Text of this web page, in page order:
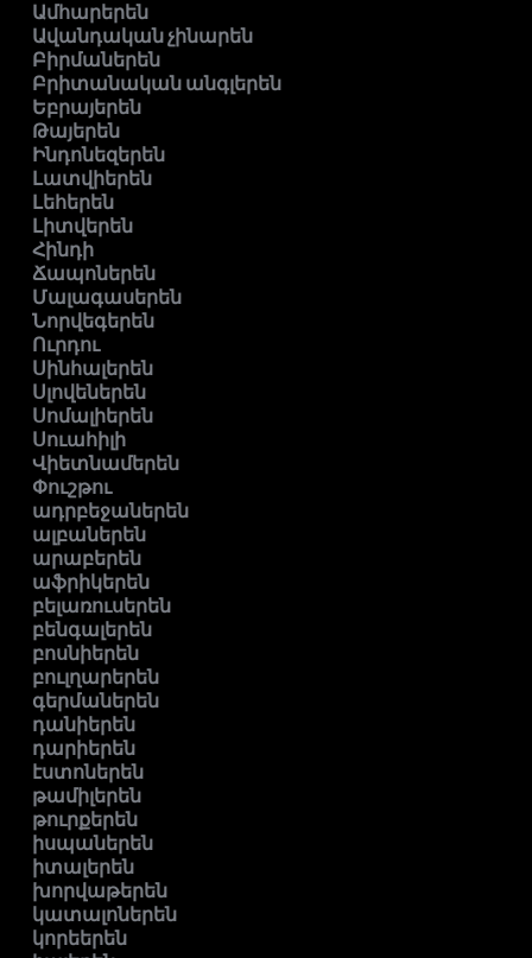
Ամհարերեն
Ավանդական չինարեն
Բիրմաներեն
Բրիտանական անգլերեն
Եբրայերեն
Թայերեն
Ինդոնեզերեն
Լատվիերեն
Լեհերեն
Լիտվերեն
Հինդի
Ճապոներեն
Մալագասերեն
Նորվեգերեն
Ուրդու
Սինհալերեն
Սլովեներեն
Սոմալիերեն
Սուահիլի
Վիետնամերեն
Փուշթու
ադրբեջաներեն
ալբաներեն
արաբերեն
աֆրիկերեն
բելառուսերեն
բենգալերեն
բոսնիերեն
բուլղարերեն
գերմաներեն
դանիերեն
դարիերեն
էստոներեն
թամիլերեն
թուրքերեն
իսպաներեն
իտալերեն
խորվաթերեն
կատալոներեն
կորեերեն